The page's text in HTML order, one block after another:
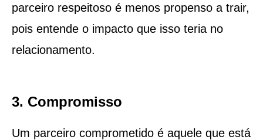
parceiro respeitoso é menos propenso a trair,
pois entende o impacto que isso teria no
relacionamento.
3. Compromisso
Um parceiro comprometido é aquele que está